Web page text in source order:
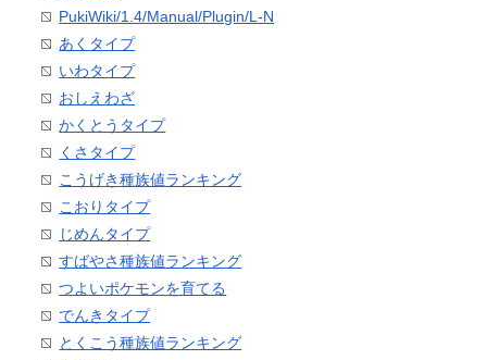
PukiWiki/1.4/Manual/Plugin/L-N
あくタイプ
いわタイプ
おしえわざ
かくとうタイプ
くさタイプ
こうげき種族値ランキング
こおりタイプ
じめんタイプ
すばやさ種族値ランキング
つよいポケモンを育てる
でんきタイプ
とくこう種族値ランキング